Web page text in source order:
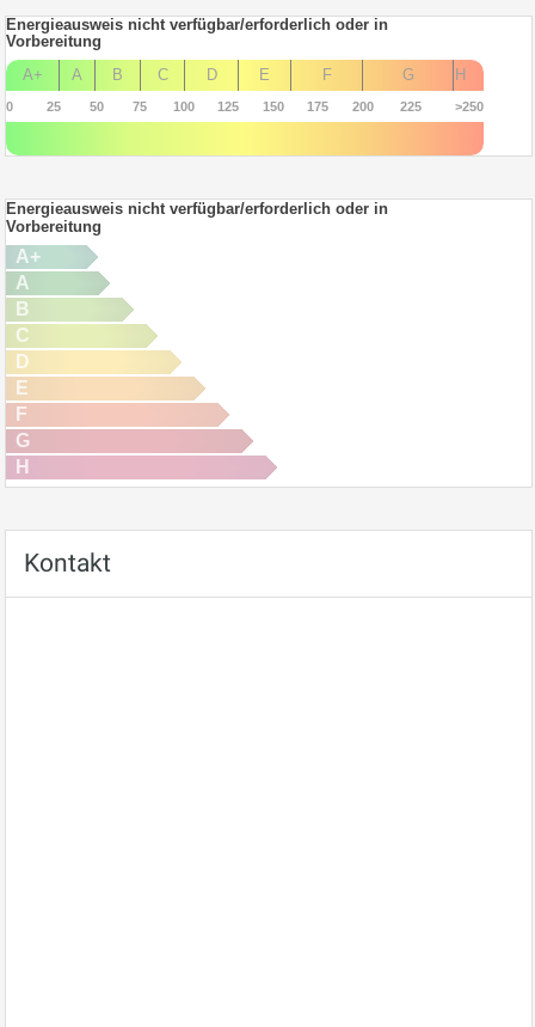
Energieausweis nicht verfügbar/erforderlich oder in
Vorbereitung
A+
A B C D E F G H
0 25 50 75 100 125 150 175 200 225 >250
Energieausweis nicht verfügbar/erforderlich oder in
Vorbereitung
A+
A
B
C
D
E
F
G
H
Kontakt